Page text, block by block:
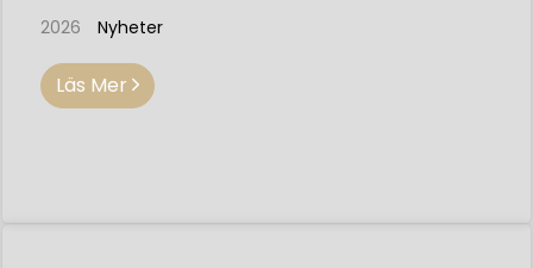
2026 Nyheter
Läs Mer